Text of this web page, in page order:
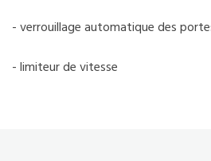
- verrouillage automatique des
- limiteur de vitesse